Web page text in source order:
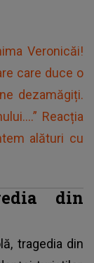
Veronicăi!
care duce o
dezamăgiți.
Reacția
alături cu
din
tragedia din